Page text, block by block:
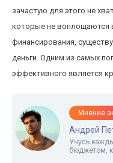
зачастую для этого не
которые не воплощаются
финансирования,
деньги. Одним из самых
эффективного является
Мнение
Андрей
Учусь
бюджетом,